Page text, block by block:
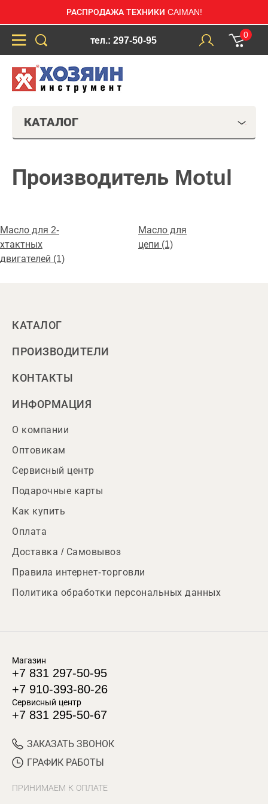
РАСПРОДАЖА ТЕХНИКИ CAIMAN!
тел.: 297-50-95
0
КАТАЛОГ
Производитель Motul
Масло для 2-
хтактных
двигателей (1)
Масло для
цепи (1)
КАТАЛОГ
ПРОИЗВОДИТЕЛИ
КОНТАКТЫ
ИНФОРМАЦИЯ
О компании
Оптовикам
Сервисный центр
Подарочные карты
Как купить
Оплата
Доставка / Самовывоз
Правила интернет-торговли
Политика обработки персональных данных
Магазин
+7 831 297-50-95
+7 910-393-80-26
Сервисный центр
+7 831 295-50-67
ЗАКАЗАТЬ ЗВОНОК
ГРАФИК РАБОТЫ
ПРИНИМАЕМ К ОПЛАТЕ